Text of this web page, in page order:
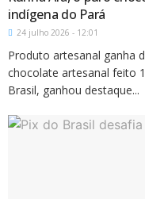
indígena do Pará
24 julho 2026 - 12:01
Produto artesanal ganha
chocolate artesanal feito
Brasil, ganhou destaque...